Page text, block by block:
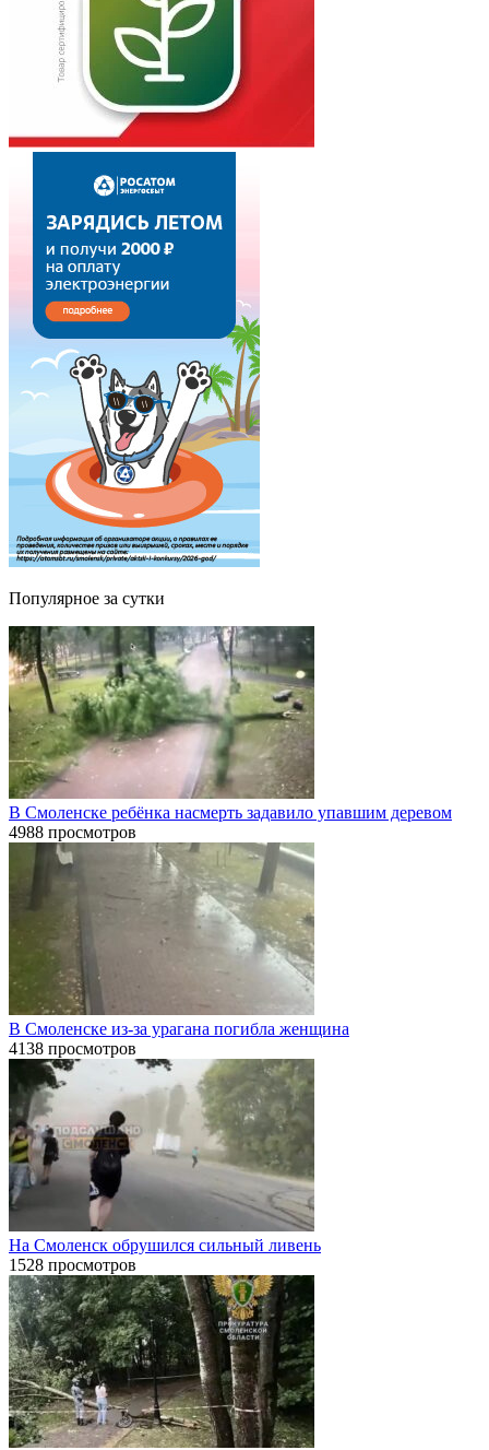
Популярное за сутки
В Смоленске ребёнка насмерть задавило упавшим деревом
4988 просмотров
В Смоленске из-за урагана погибла женщина
4138 просмотров
На Смоленск обрушился сильный ливень
1528 просмотров